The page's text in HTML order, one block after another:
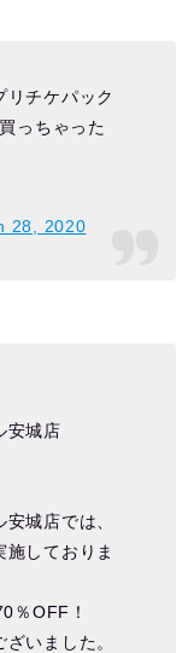
リチケパック
っちゃった
28, 2020
安城店
城店では、
しておりま
％OFF！
いました。